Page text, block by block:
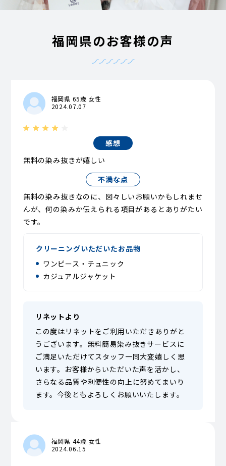
福岡県のお客様の声
福岡県 65歳 女性
2024.07.07
感想
無料の染み抜きが嬉しい
不満な点
無料の染み抜きなのに、図々しいお願いかもしれませ
んが、何の染みか伝えられる項目があるとありがたい
です。
クリーニングいただいたお品物
ワンピース・チュニック
カジュアルジャケット
リネットより
この度はリネットをご利用いただきありがと
うございます。無料簡易染み抜きサービスに
ご満足いただけてスタッフ一同大変嬉しく思
います。お客様からいただいた声を活かし、
さらなる品質や利便性の向上に努めてまいり
ます。今後ともよろしくお願いいたします。
福岡県 44歳 女性
2024.06.15